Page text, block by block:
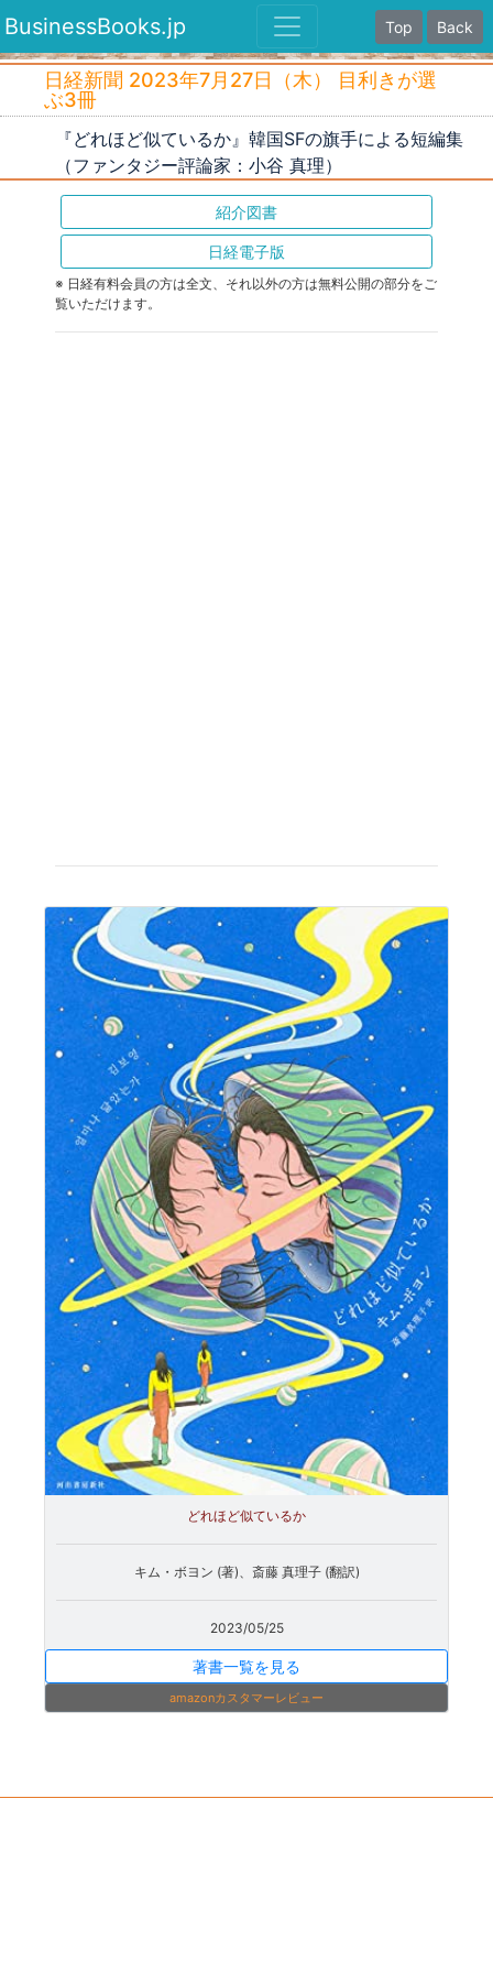
BusinessBooks.jp Top Back
日経新聞 2023年7月27日（木） 目利きが選
ぶ3冊
『どれほど似ているか』韓国SFの旗手による短編集
（ファンタジー評論家：小谷 真理）
紹介図書
日経電子版
※ 日経有料会員の方は全文、それ以外の方は無料公開の部分をご
覧いただけます。
どれほど似ているか
キム・ボヨン (著)、斎藤 真理子 (翻訳)
2023/05/25
著書一覧を見る
amazonカスタマーレビュー